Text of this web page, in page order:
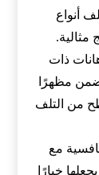
أنواع
مثالية.
ذات
مظهرًا
من التلف
مع
خيارًا